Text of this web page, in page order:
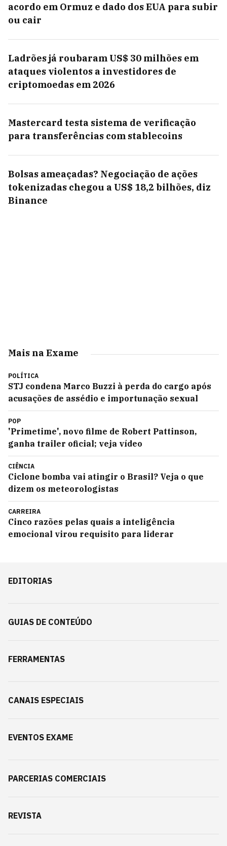
acordo em Ormuz e dado dos EUA para subir
ou cair
Ladrões já roubaram US$ 30 milhões em
ataques violentos a investidores de
criptomoedas em 2026
Mastercard testa sistema de verificação
para transferências com stablecoins
Bolsas ameaçadas? Negociação de ações
tokenizadas chegou a US$ 18,2 bilhões, diz
Binance
Mais na Exame
POLÍTICA
STJ condena Marco Buzzi à perda do cargo após
acusações de assédio e importunação sexual
POP
'Primetime', novo filme de Robert Pattinson,
ganha trailer oficial; veja vídeo
CIÊNCIA
Ciclone bomba vai atingir o Brasil? Veja o que
dizem os meteorologistas
CARREIRA
Cinco razões pelas quais a inteligência
emocional virou requisito para liderar
EDITORIAS
GUIAS DE CONTEÚDO
FERRAMENTAS
CANAIS ESPECIAIS
EVENTOS EXAME
PARCERIAS COMERCIAIS
REVISTA